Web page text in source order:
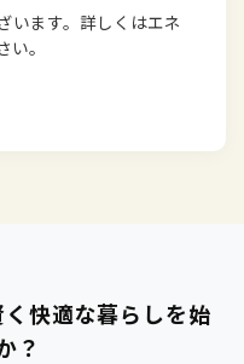
います。詳しくはエネ
。
快適な暮らしを始
？